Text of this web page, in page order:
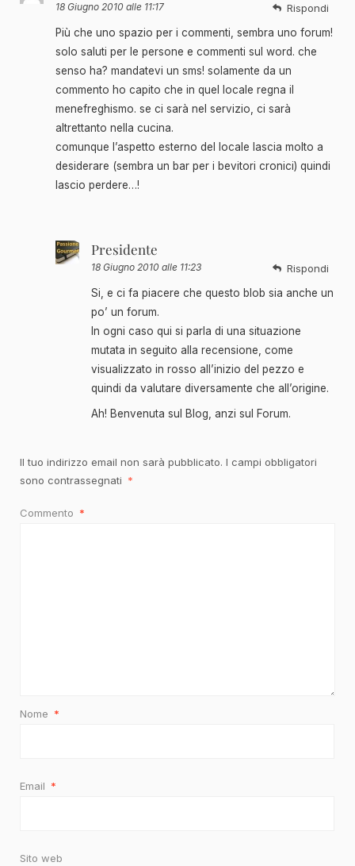
18 Giugno 2010 alle 11:17
Più che uno spazio per i commenti, sembra uno forum!
solo saluti per le persone e commenti sul word. che
senso ha? mandatevi un sms! solamente da un
commento ho capito che in quel locale regna il
menefreghismo. se ci sarà nel servizio, ci sarà
altrettanto nella cucina.
comunque l’aspetto esterno del locale lascia molto a
desiderare (sembra un bar per i bevitori cronici) quindi
lascio perdere…!
Rispondi
Presidente
18 Giugno 2010 alle 11:23
Si, e ci fa piacere che questo blob sia anche un
po’ un forum.
In ogni caso qui si parla di una situazione
mutata in seguito alla recensione, come
visualizzato in rosso all’inizio del pezzo e
quindi da valutare diversamente che all’origine.
Ah! Benvenuta sul Blog, anzi sul Forum.
Rispondi
Il tuo indirizzo email non sarà pubblicato. I campi obbligatori
sono contrassegnati *
Commento *
Nome *
Email *
Sito web